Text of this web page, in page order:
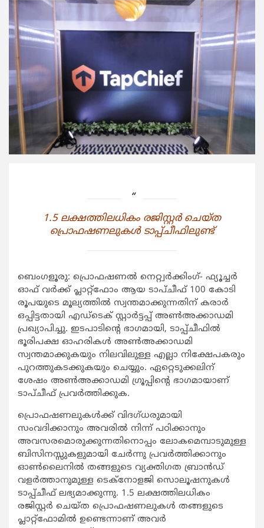
1.5 ലക്ഷത്തിലധികം രജിസ്റ്റര്‍ ചെയ്ത
പ്രൊഫഷണലുകള്‍ ടാപ്പ്ചീഫിലുണ്ട്
ബെംഗളൂരു: പ്രൊഫഷണല്‍ നെറ്റ്വര്‍ക്കിംഗ്- ഫ്യൂച്ചര്‍
ഓഫ് വര്‍ക്ക് പ്ലാറ്റ്ഫോം ആയ ടാപ്ചീഫ് 100 കോടി
രൂപയുടെ മൂല്യത്തില്‍ സ്വന്തമാക്കുന്നതിന് കരാര്‍
ഒപ്പിട്ടതായി എഡ്ടെക് സ്റ്റാര്‍ട്ടപ്പ് അണ്‍അക്കാഡമി
പ്രഖ്യാപിച്ചു. ഇടപാടിന്‍റെ ഭാഗമായി, ടാപ്പ്ചീഫില്‍
ഭൂരിപക്ഷ ഓഹരികള്‍ അണ്‍അക്കാഡമി
സ്വന്തമാക്കുകയും നിലവിലുള്ള എല്ലാ നിക്ഷേപകരും
പുറത്തുകടക്കുകയും ചെയ്യും. ഏറ്റെടുക്കലിന്
ശേഷം അണ്‍അക്കാഡമി ഗ്രൂപ്പിന്‍റെ ഭാഗമായാണ്
ടാപ്ചീഫ് പ്രവര്‍ത്തിക്കുക.
പ്രൊഫഷണലുകള്‍ക്ക് വിദഗ്ധരുമായി
സംവദിക്കാനും അവരില്‍ നിന്ന് പഠിക്കാനും
അവസരമൊരുക്കുന്നതിനൊപ്പം ലോകമെമ്പാടുമുള്ള
ബിസിനസ്സുകളുമായി ചേര്‍ന്നു പ്രവര്‍ത്തിക്കാനും
ഓണ്‍ലൈനില്‍ തങ്ങളുടെ വ്യക്തിഗത ബ്രാന്‍ഡ്
വളര്‍ത്താനുമുള്ള ടെക്നോളജി സൊലൂഷനുകള്‍
ടാപ്പ്ചീഫ് ലഭ്യമാക്കുന്നു. 1.5 ലക്ഷത്തിലധികം
രജിസ്റ്റര്‍ ചെയ്ത പ്രൊഫഷണലുകള്‍ തങ്ങളുടെ
പ്ലാറ്റ്ഫോമില്‍ ഉണ്ടെന്നാണ് അവര്‍